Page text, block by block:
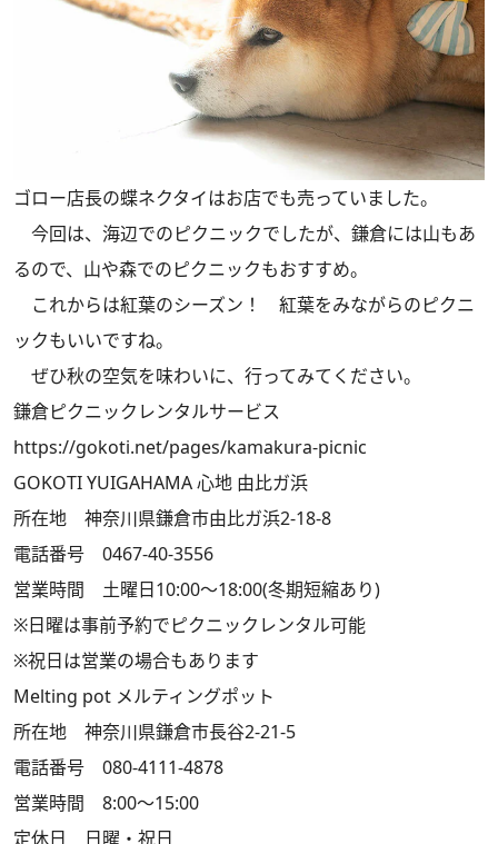
ゴロー店長の蝶ネクタイはお店でも売っていました。
今回は、海辺でのピクニックでしたが、鎌倉には山もあ
るので、山や森でのピクニックもおすすめ。
これからは紅葉のシーズン！ 紅葉をみながらのピクニ
ックもいいですね。
ぜひ秋の空気を味わいに、行ってみてください。
鎌倉ピクニックレンタルサービス
https://gokoti.net/pages/kamakura-picnic
GOKOTI YUIGAHAMA 心地 由比ガ浜
所在地 神奈川県鎌倉市由比ガ浜2-18-8
電話番号 0467-40-3556
営業時間 土曜日10:00～18:00(冬期短縮あり)
※日曜は事前予約でピクニックレンタル可能
※祝日は営業の場合もあります
Melting pot メルティングポット
所在地 神奈川県鎌倉市長谷2-21-5
電話番号 080-4111-4878
営業時間 8:00～15:00
定休日 日曜・祝日